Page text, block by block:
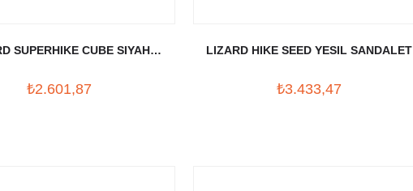
SUPERHIKE CUBE SIYAH
₺2.601,87
LIZARD HIKE SEED YESIL SANDALET
₺3.433,47